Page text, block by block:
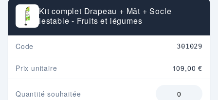
Kit complet Drapeau + Mât + Socle
lestable - Fruits et légumes
Code 301029
Prix unitaire 109,00 €
Quantité souhaitée